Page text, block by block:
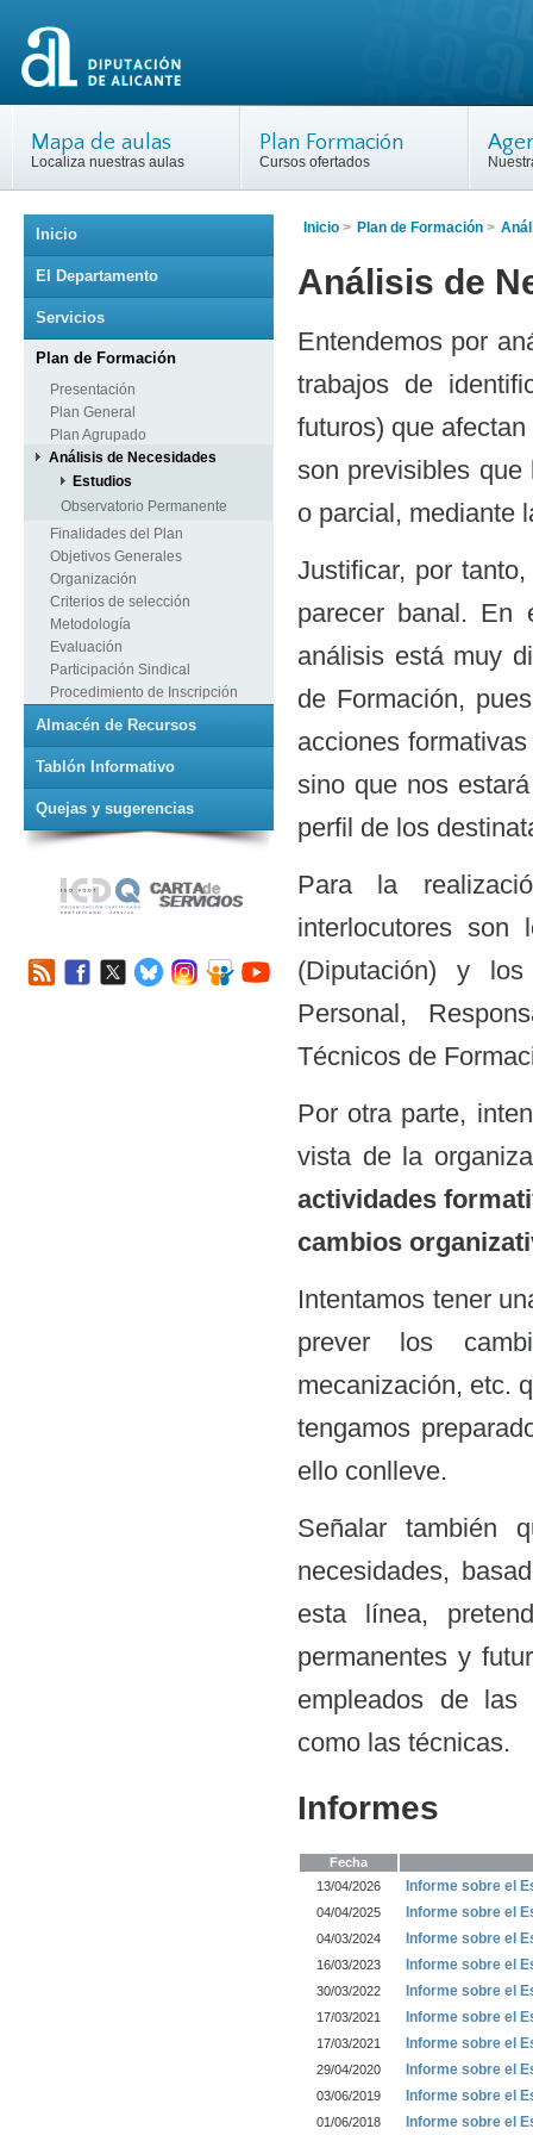
Mapa de aulas
Localiza nuestras aulas
Plan Formación
Cursos ofertados
Inicio > Plan de Formación >
Análisis de
Entendemos por
trabajos de
futuros) que
son previsibles
o parcial, mediante
Justificar, por
parecer banal. En
análisis está muy
de Formación,
acciones
sino que nos
perfil de los
Para la
interlocutores son
(Diputación) y
Personal,
Técnicos de
Por otra parte,
vista de la
actividades
cambios
Intentamos tener
prever los
mecanización, etc.
tengamos
ello conlleve.
Señalar también
necesidades,
esta línea,
permanentes y
empleados de las
como las técnicas.
Informes
Fecha
13/04/2026
Informe sobre el
04/04/2025 Informe sobre el
04/03/2024 Informe sobre el
16/03/2023 Informe sobre el
30/03/2022 Informe sobre el
17/03/2021 Informe sobre el
17/03/2021 Informe sobre el
29/04/2020 Informe sobre el
03/06/2019 Informe sobre el
01/06/2018 Informe sobre el
Inicio
El Departamento
Servicios
Plan de Formación
Presentación
Plan General
Plan Agrupado
Análisis de Necesidades
Estudios
Observatorio Permanente
Finalidades del Plan
Objetivos Generales
Organización
Criterios de selección
Metodología
Evaluación
Participación Sindical
Procedimiento de Inscripción
Almacén de Recursos
Tablón Informativo
Quejas y sugerencias